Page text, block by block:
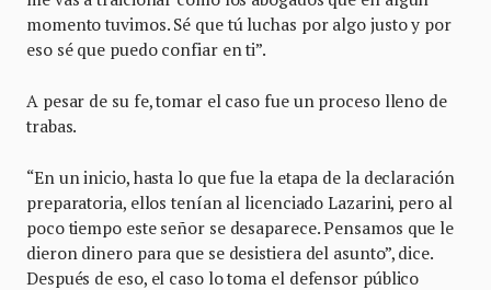
momento tuvimos. Sé que tú luchas por algo justo y por
eso sé que puedo confiar en ti”.
A pesar de su fe, tomar el caso fue un proceso lleno de
trabas.
“En un inicio, hasta lo que fue la etapa de la declaración
preparatoria, ellos tenían al licenciado Lazarini, pero al
poco tiempo este señor se desaparece. Pensamos que le
dieron dinero para que se desistiera del asunto”, dice.
Después de eso, el caso lo toma el defensor público